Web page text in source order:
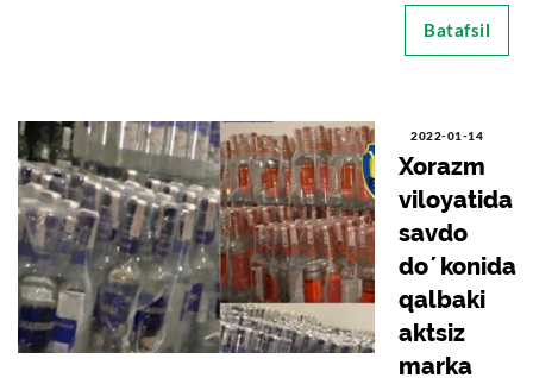
Batafsil
2022-01-14
Xorazm
viloyatida
savdo
doʼkonida
qalbaki
aktsiz
marka